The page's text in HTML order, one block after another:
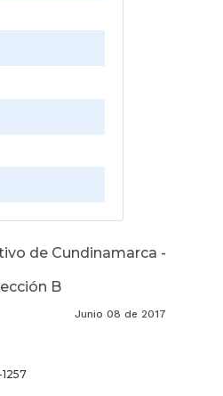
de Cundinamarca -
B
Junio 08 de 2017